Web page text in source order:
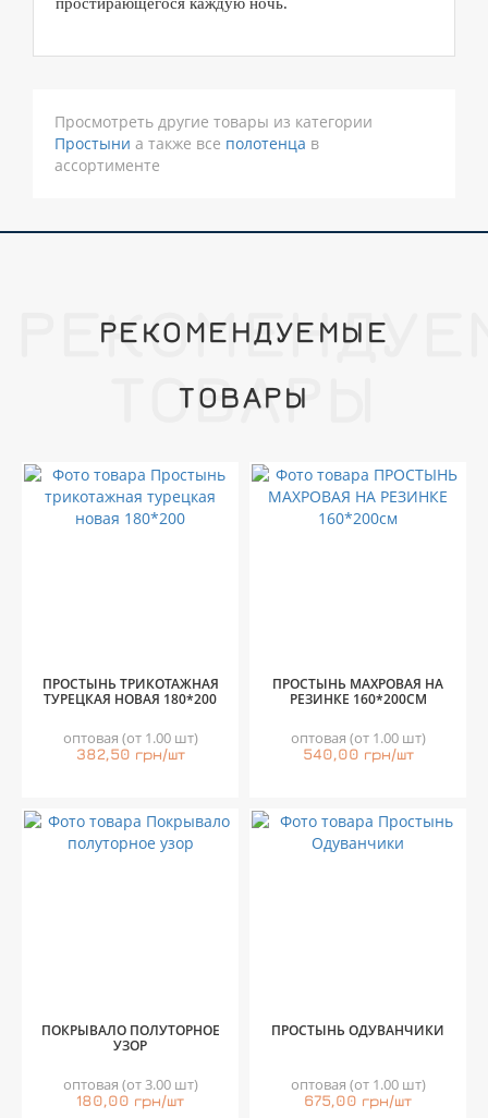
Просмотреть другие товары из категории
Простыни а также все полотенца в
ассортименте
РЕКОМЕНДУЕМЫЕ
ТОВАРЫ
ТОВАРЫ
ПРОСТЫНЬ ТРИКОТАЖНАЯ
ТУРЕЦКАЯ НОВАЯ 180*200
оптовая (от 1.00 шт)
382,50 грн/шт
ПРОСТЫНЬ МАХРОВАЯ НА
РЕЗИНКЕ 160*200СМ
оптовая (от 1.00 шт)
540,00 грн/шт
ПОКРЫВАЛО ПОЛУТОРНОЕ
УЗОР
оптовая (от 3.00 шт)
180,00 грн/шт
ПРОСТЫНЬ ОДУВАНЧИКИ
оптовая (от 1.00 шт)
675,00 грн/шт